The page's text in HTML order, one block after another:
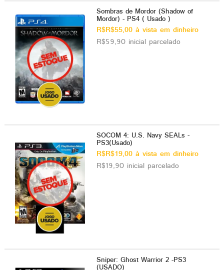
Sombras de Mordor (Shadow of
Mordor) - PS4 ( Usado )
R$R$55,00 à vista em dinheiro
R$59,90 inicial parcelado
SOCOM 4: U.S. Navy SEALs -
PS3(Usado)
R$R$19,00 à vista em dinheiro
R$19,90 inicial parcelado
Sniper: Ghost Warrior 2 -PS3